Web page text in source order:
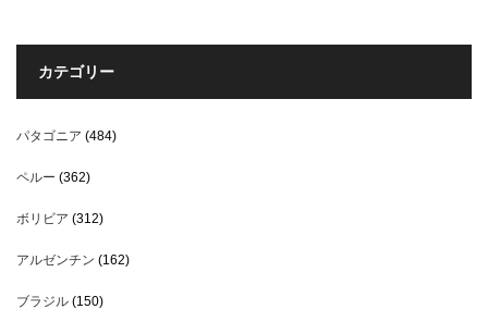
カテゴリー
パタゴニア (484)
ペルー (362)
ボリビア (312)
アルゼンチン (162)
ブラジル (150)